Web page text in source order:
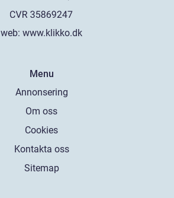
web: www.klikko.dk
Menu
Annonsering
Om oss
Cookies
Kontakta oss
Sitemap